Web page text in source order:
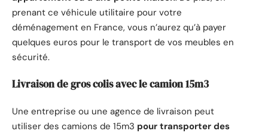
prenant ce véhicule utilitaire pour votre
déménagement en France, vous n’aurez qu’à payer
quelques euros pour le transport de vos meubles en
sécurité.
Livraison de gros colis avec le camion 15m3
Une entreprise ou une agence de livraison peut
utiliser des camions de 15m3 pour transporter des